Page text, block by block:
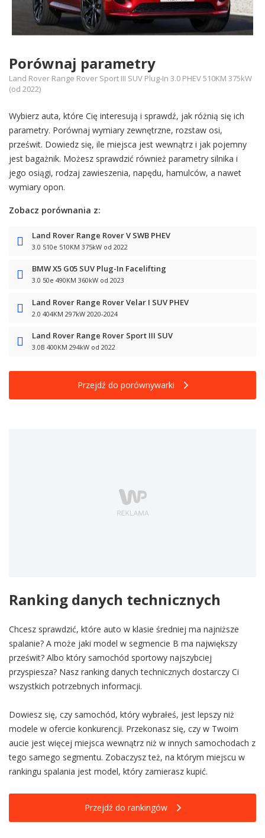
Porównaj parametry
Land Rover Range Rover Sport III SUV Plug-In 3.0 PHEV 510KM 375kW
(od 2022)
Wybierz auta, które Cię interesują i sprawdź, jak różnią się ich
parametry. Porównaj wymiary zewnętrzne, rozstaw osi,
prześwit. Dowiedz się, ile miejsca jest wewnątrz i jak pojemny
jest bagażnik. Możesz sprawdzić również parametry silnika i
jego osiągi, rodzaj zawieszenia, napędu, hamulców, a nawet
wymiary opon.
Zobacz porównania z:
Land Rover Range Rover V SWB PHEV
3.0 510e 510KM 375kW od 2022
BMW X5 G05 SUV Plug-In Facelifting
3.0 50e 490KM 360kW od 2023
Land Rover Range Rover Velar I SUV PHEV
2.0 404KM 297kW 2020-2024
Land Rover Range Rover Sport III SUV
3.0B 400KM 294kW od 2022
Przejdź do porównywarki
Ranking danych technicznych
Chcesz sprawdzić, które auto w klasie średniej ma najniższe
spalanie? A może jaki model w segmencie B ma największy
prześwit? Albo który samochód sportowy najszybciej
przyspiesza? Nasz ranking danych technicznych dostarczy Ci
wszystkich potrzebnych informacji.
Dowiesz się, czy samochód, który wybrałeś, jest lepszy niż
modele w ofercie konkurencji. Przekonasz się, czy w Twoim
aucie jest więcej miejsca wewnątrz niż w innych samochodach z
tego samego segmentu. Zobaczysz też, na którym miejscu w
rankingu spalania jest model, który zamierasz kupić.
Przejdź do rankingów